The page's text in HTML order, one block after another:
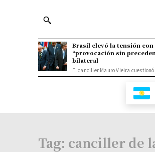
Brasil elevó la tensión con
“provocación sin
bilateral
El canciller Mauro Vieira
Tag: canciller de